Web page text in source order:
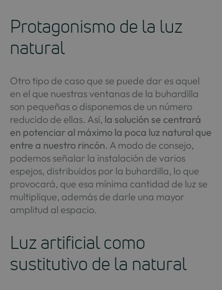
Protagonismo de la luz
natural
Otro tipo de caso que se puede dar es aquel
en el que nuestras ventanas de la buhardilla
son pequeñas o disponemos de un número
reducido de ellas. Así, la solución se centrará
en potenciar al máximo la poca luz natural que
entre a nuestro rincón. A modo de consejo,
podemos señalar la instalación de varios
espejos, distribuidos por la buhardilla, lo que
provocará, que esa mínima cantidad de luz se
multiplique, además de darle una mayor
amplitud al espacio.
Luz artificial como
sustitutivo de la natural